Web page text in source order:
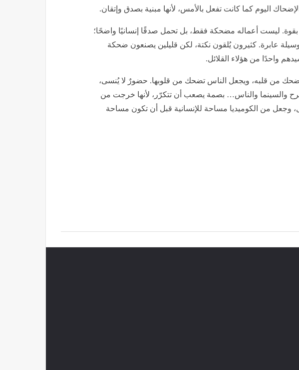
اليوم كما كانت تفعل بالأمس، لأنها مبنية بصدق وإتقان.
ليست أعماله مضحكة فقط، بل تحمل صدقًا إنسانيًا واضحًا؛
عابرة. كثيرون يُلقون نكتة، لكن قليلين يصنعون ضحكة
واحدًا من هؤلاء القلائل.
من قلبه، ويجعل الناس تضحك من قلوبها. حضورٌ لا يُنسى،
والسينما والناس… بصمة يصعب أن تتكرّر، لأنها خرجت من
من الكوميديا مساحة للإنسانية قبل أن تكون مساحة